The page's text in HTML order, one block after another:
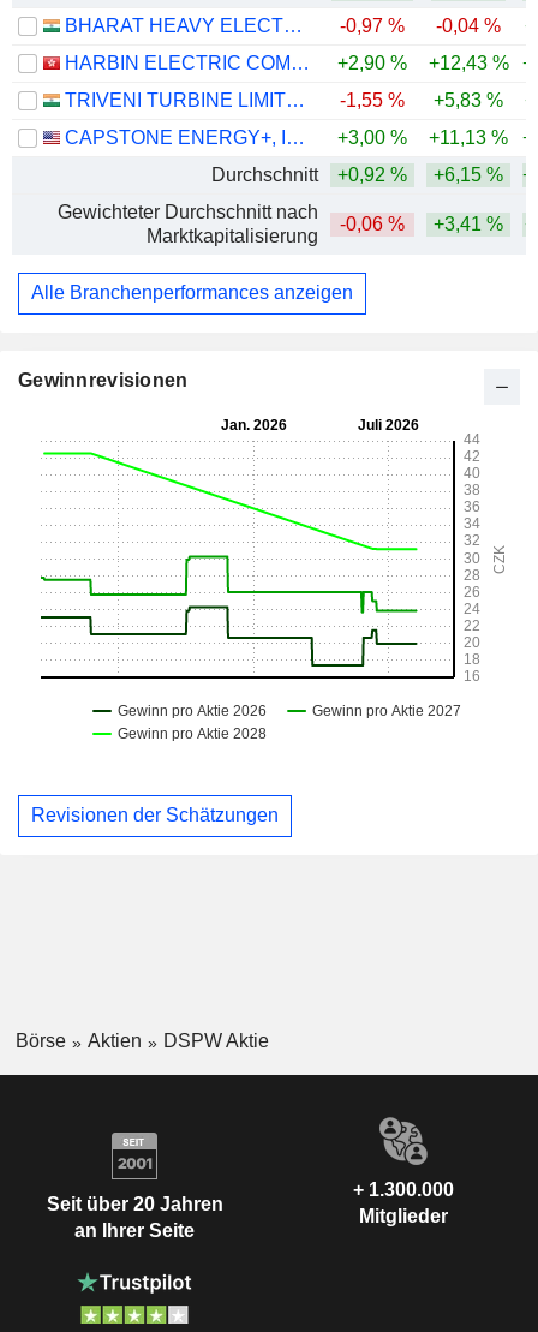
BHARAT HEAVY ELECTRICALS LIMITED
-0,97 % -0,04 %
HARBIN ELECTRIC COMPANY LIMITED
+2,90 % +12,43 %
TRIVENI TURBINE LIMITED
-1,55 % +5,83 %
CAPSTONE ENERGY+, INC.
+3,00 % +11,13 %
Durchschnitt
+0,92 % +6,15 %
Gewichteter Durchschnitt nach
Marktkapitalisierung
-0,06 % +3,41 %
Alle Branchenperformances anzeigen
Gewinnrevisionen
Revisionen der Schätzungen
Börse Aktien DSPW Aktie
Seit über 20 Jahren
an Ihrer Seite
+ 1.300.000
Mitglieder